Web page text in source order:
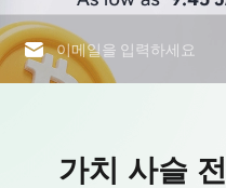
가치 사슬